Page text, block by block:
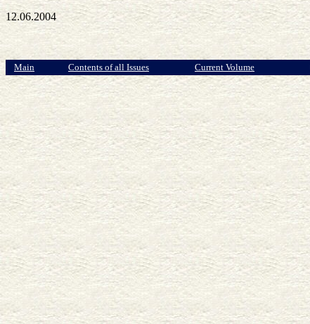
12.06.2004
Main Contents of all Issues Current Volume